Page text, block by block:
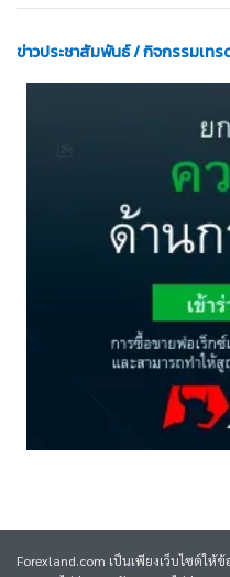
ข่าวประชาสัมพันธ์ / กิจกรรมเทร
Forexland.com เป็นเพียงเว็บไซต์ให้